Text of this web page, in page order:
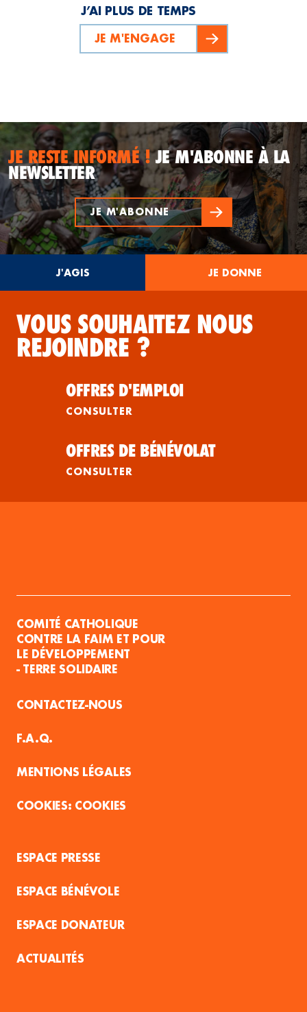
J’AI PLUS DE TEMPS
JE M'ENGAGE
JE RESTE INFORMÉ !JE M'ABONNE À LA
NEWSLETTER
JE M'ABONNE
J'AGIS JE DONNE
VOUS SOUHAITEZ NOUS
REJOINDRE ?
OFFRES D'EMPLOI
CONSULTER
OFFRES DE BÉNÉVOLAT
CONSULTER
COMITÉ CATHOLIQUE
CONTRE LA FAIM ET POUR
LE DÉVELOPPEMENT
- TERRE SOLIDAIRE
CONTACTEZ-NOUS
F.A.Q.
MENTIONS LÉGALES
COOKIES
ESPACE PRESSE
ESPACE BÉNÉVOLE
ESPACE DONATEUR
ACTUALITÉS